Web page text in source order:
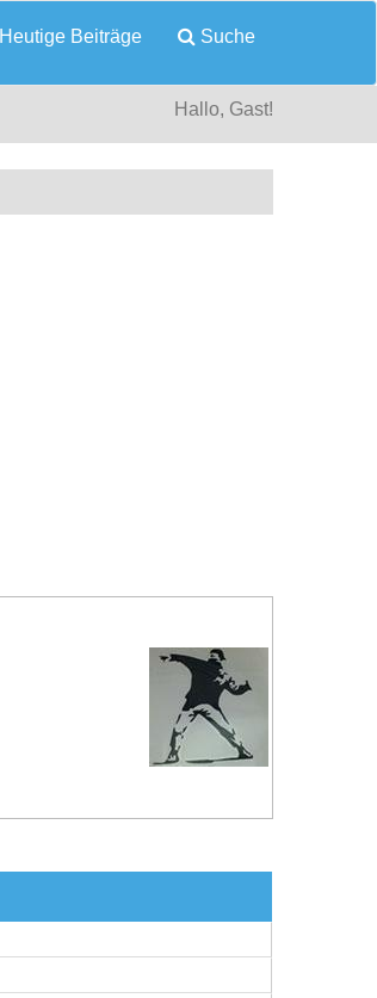
Heutige Beiträge Suche
Hallo, Gast!